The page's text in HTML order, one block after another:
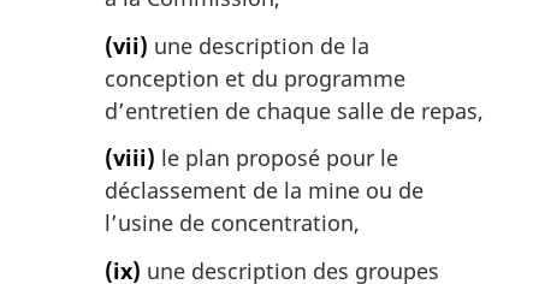
(vii) une description de la
conception et du programme
d’entretien de chaque salle de repas,
(viii) le plan proposé pour le
déclassement de la mine ou de
l’usine de concentration,
(ix) une description des groupes